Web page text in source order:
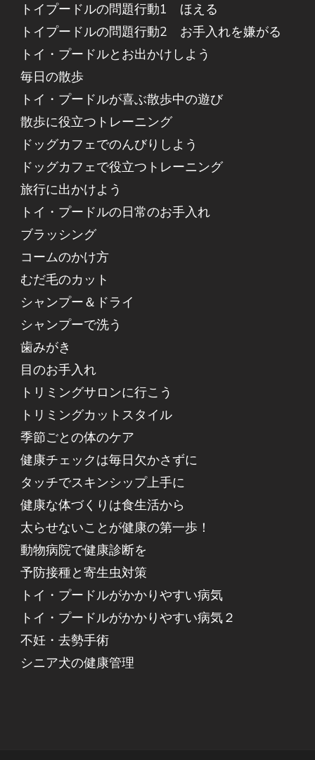
トイプードルの問題行動1 ほえる
トイプードルの問題行動2 お手入れを嫌がる
トイ・プードルとお出かけしよう
毎日の散歩
トイ・プードルが喜ぶ散歩中の遊び
散歩に役立つトレーニング
ドッグカフェでのんびりしよう
ドッグカフェで役立つトレーニング
旅行に出かけよう
トイ・プードルの日常のお手入れ
ブラッシング
コームのかけ方
むだ毛のカット
シャンプー＆ドライ
シャンプーで洗う
歯みがき
目のお手入れ
トリミングサロンに行こう
トリミングカットスタイル
季節ごとの体のケア
健康チェックは毎日欠かさずに
タッチでスキンシップ上手に
健康な体づくりは食生活から
太らせないことが健康の第一歩！
動物病院で健康診断を
予防接種と寄生虫対策
トイ・プードルがかかりやすい病気
トイ・プードルがかかりやすい病気２
不妊・去勢手術
シニア犬の健康管理